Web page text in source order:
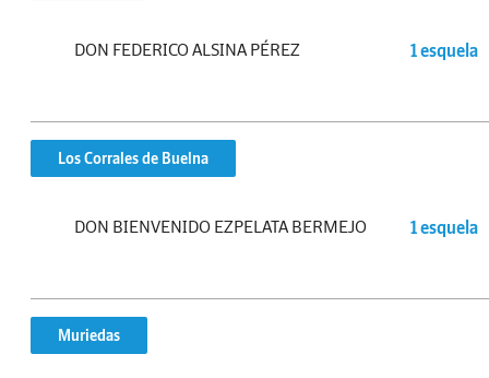
DON FEDERICO ALSINA PÉREZ 1 esquela
Los Corrales de Buelna
DON BIENVENIDO EZPELATA BERMEJO 1 esquela
Muriedas